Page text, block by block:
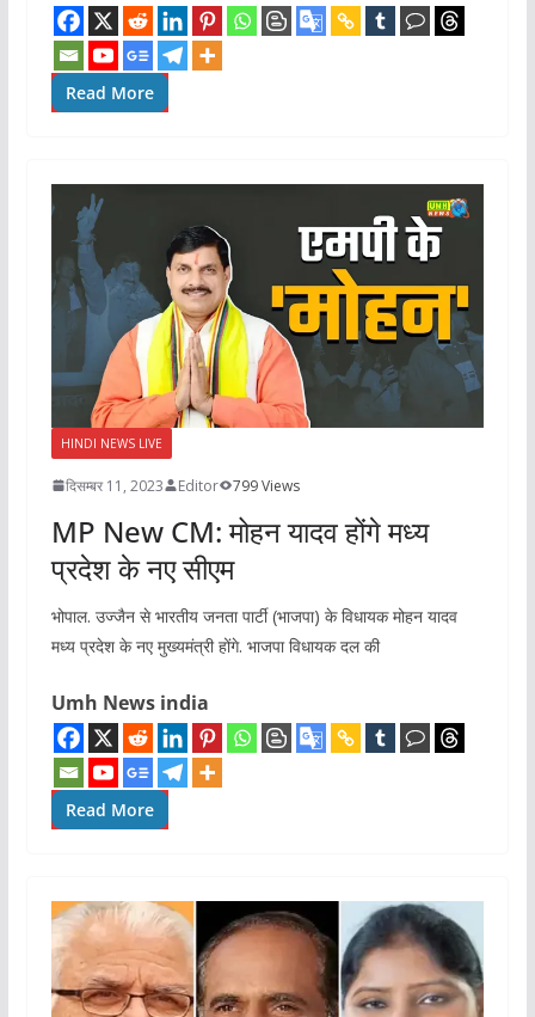
Read More
HINDI NEWS LIVE
दिसम्बर 11, 2023 Editor 799 Views
MP New CM: मोहन यादव होंगे मध्य
प्रदेश के नए सीएम
भोपाल. उज्जैन से भारतीय जनता पार्टी (भाजपा) के विधायक मोहन यादव
मध्य प्रदेश के नए मुख्यमंत्री होंगे. भाजपा विधायक दल की
Umh News india
Read More